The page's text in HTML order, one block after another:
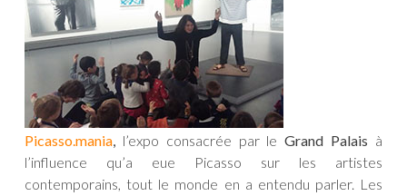
Picasso.mania, l’expo consacrée par leGrand Palais à
l’influence qu’a eue Picasso sur les artistes
contemporains, tout le monde en a entendu parler. Les